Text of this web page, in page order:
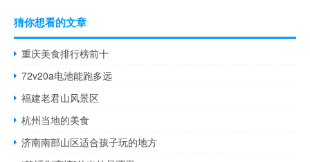
猜你想看的文章
重庆美食排行榜前十
72v20a电池能跑多远
福建老君山风景区
杭州当地的美食
济南南部山区适合孩子玩的地方